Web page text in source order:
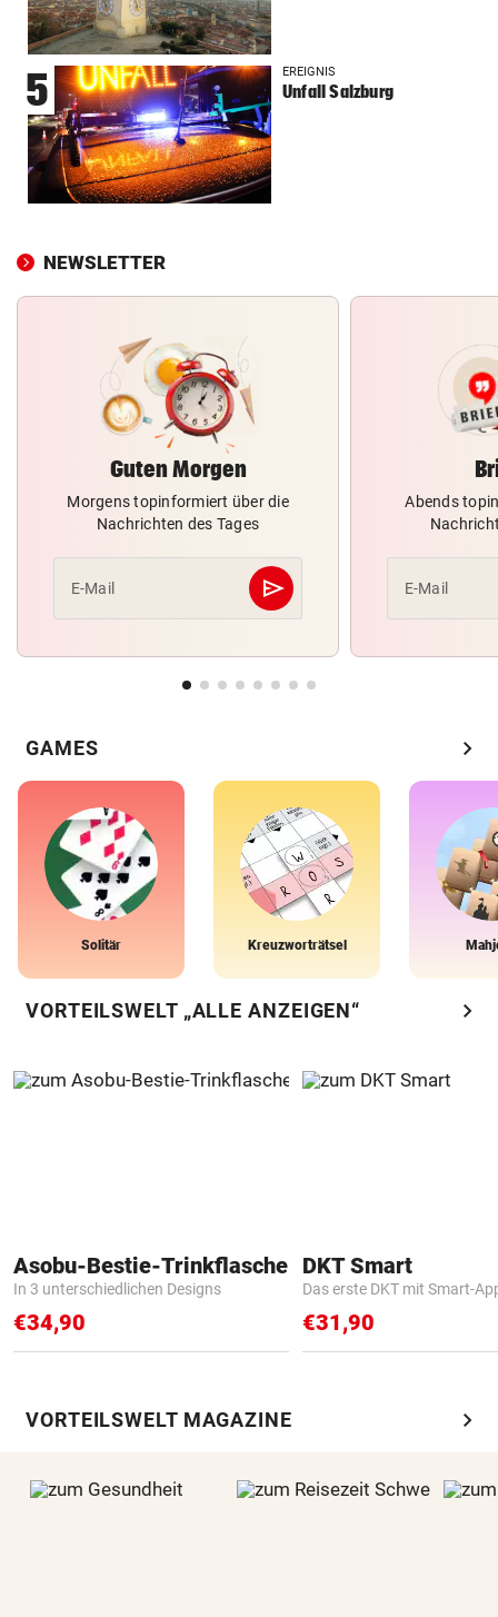
5 EREIGNIS
Unfall Salzburg
NEWSLETTER
Guten Morgen
Morgens topinformiert über die
Nachrichten des Tages
E-Mail send
Abschicken
Abends
E-Mail
GAMES chevron_right
Solitär Kreuzworträtsel
VORTEILSWELT „ALLE ANZEIGEN“ chevron_right
Asobu-Bestie-Trinkflasche
In 3 unterschiedlichen Designs
€34,90
DKT Smart
Das erste DKT mit Smart-
€31,90
VORTEILSWELT MAGAZINE chevron_right